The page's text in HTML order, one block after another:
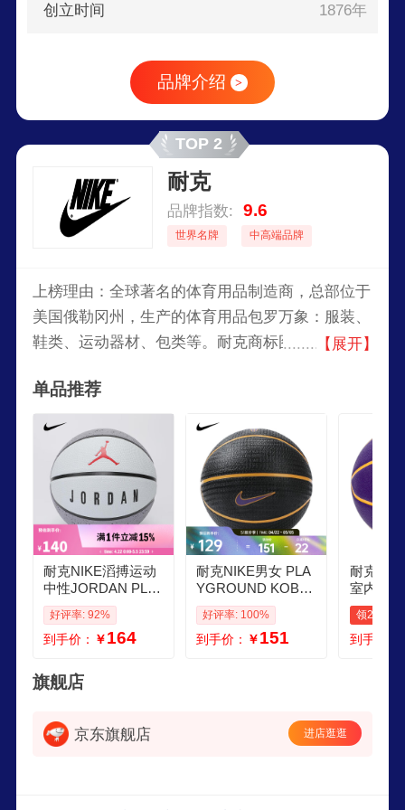
创立时间 1876年
品牌介绍 >
TOP 2
耐克
品牌指数: 9.6
世界名牌 中高端品牌
上榜理由：全球著名的体育用品制造商，总部位于
美国俄勒冈州，生产的体育用品包罗万象：服装、
鞋类、运动器材、包类等。耐克商标图案是个小钩
献上最好的产品视为光荣的任务。耐克的语言就是
运动的语言。
【展开】
单品推荐
耐克NIKE滔搏运动
中性JORDAN PLA
YGROUND 20篮球
J100825504907 7
好评率: 92%
到手价： ￥164
耐克NIKE男女 PLA
YGROUND KOBE
篮球 N1012519014
07 7
好评率: 100%
到手价： ￥151
耐克
室内外
比赛训
人7号球
物 科比
领20元券
到手价：
旗舰店
京东旗舰店 进店逛逛